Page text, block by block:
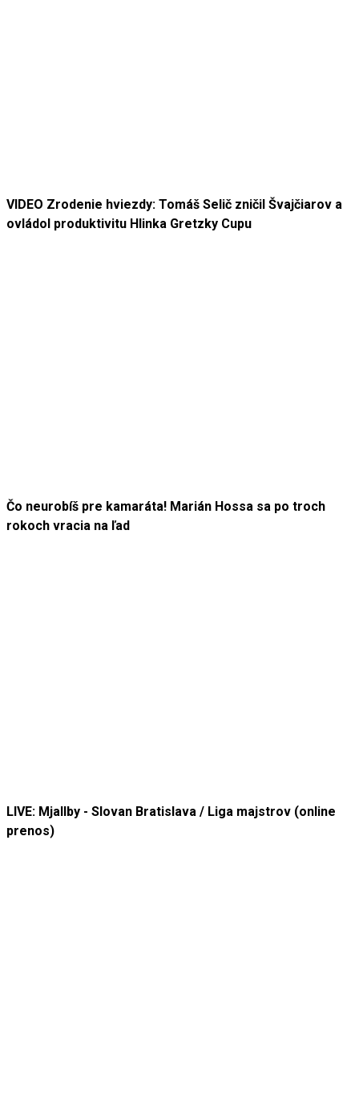
VIDEO Zrodenie hviezdy: Tomáš Selič zničil Švajčiarov a
ovládol produktivitu Hlinka Gretzky Cupu
Čo neurobíš pre kamaráta! Marián Hossa sa po troch
rokoch vracia na ľad
LIVE: Mjallby - Slovan Bratislava / Liga majstrov (online
prenos)